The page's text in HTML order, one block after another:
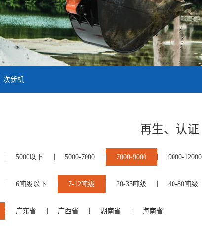
次新机
再生、认证
5000以下 5000-7000 7000-9000 9000-12000
6吨级以下 7-12吨级 20-35吨级 40-80吨级
广东省 广西省 湖南省 海南省